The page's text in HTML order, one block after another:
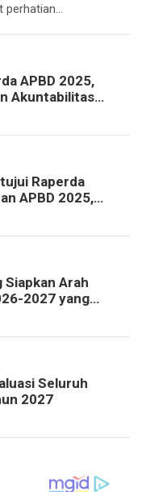
perhatian…
APBD 2025,
Akuntabilitas
Raperda
APBD 2025,
Arah
2027 yang
Seluruh
2027